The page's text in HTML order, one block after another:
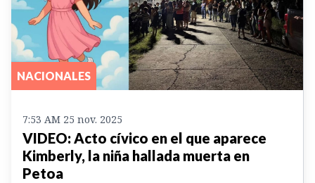
NACIONALES
7:53 AM 25 nov. 2025
VIDEO: Acto cívico en el que aparece
Kimberly, la niña hallada muerta en
Petoa